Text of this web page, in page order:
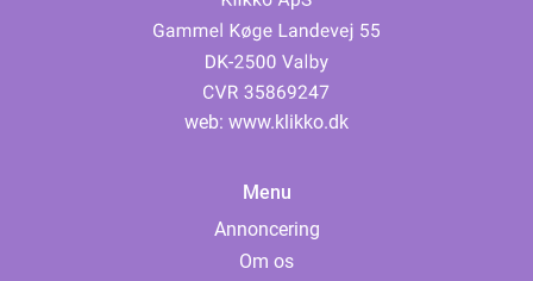
web: www.klikko.dk
Menu
Annoncering
Om os